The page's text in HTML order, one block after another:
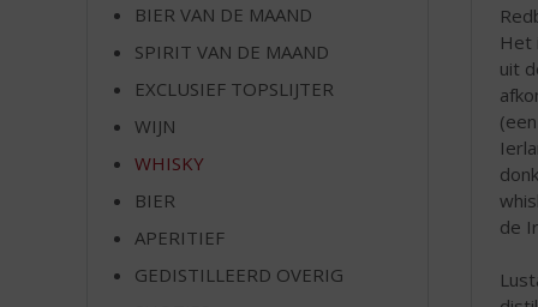
Het
uit
de
BIER VAN DE MAAND
SPIRIT VAN DE MAAND
EXCLUSIEF TOPSLIJTER
WIJN
WHISKY
BIER
APERITIEF
GEDISTILLEERD OVERIG